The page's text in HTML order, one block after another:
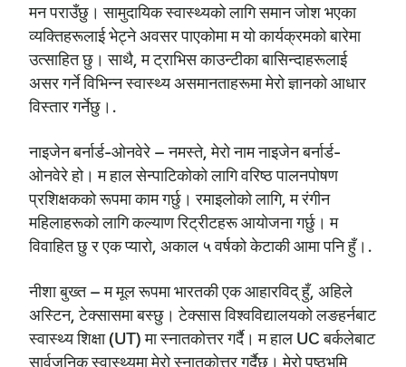
मन पराउँछु। सामुदायिक स्वास्थ्यको लागि समान जोश भएका
व्यक्तिहरूलाई भेट्ने अवसर पाएकोमा म यो कार्यक्रमको बारेमा
उत्साहित छु। साथै, म ट्राभिस काउन्टीका बासिन्दाहरूलाई
असर गर्ने विभिन्न स्वास्थ्य असमानताहरूमा मेरो ज्ञानको आधार
विस्तार गर्नेछु।.
नाइजेन बर्नार्ड-ओनवेरे – नमस्ते, मेरो नाम नाइजेन बर्नार्ड-
ओनवेरे हो। म हाल सेन्पाटिकोको लागि वरिष्ठ पालनपोषण
प्रशिक्षकको रूपमा काम गर्छु। रमाइलोको लागि, म रंगीन
महिलाहरूको लागि कल्याण रिट्रीटहरू आयोजना गर्छु। म
विवाहित छु र एक प्यारो, अकाल ५ वर्षको केटाकी आमा पनि हुँ।.
नीशा बुख्त – म मूल रूपमा भारतकी एक आहारविद् हुँ, अहिले
अस्टिन, टेक्सासमा बस्छु। टेक्सास विश्वविद्यालयको लङहर्नबाट
स्वास्थ्य शिक्षा (UT) मा स्नातकोत्तर गर्दै। म हाल UC बर्कलेबाट
सार्वजनिक स्वास्थ्यमा मेरो स्नातकोत्तर गर्दैछु। मेरो पृष्ठभूमि